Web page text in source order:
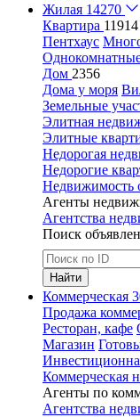
Жилая 14270
Квартира 11914
Пентхаус
Дом 2356
Дома у моря
Земельные
Элитная
Элитные
Недорогая
Недорогие
Недвижимость
Агенты
Агентства
Поиск
Найти
Коммерческая
Продажа
Ресторан, кафе
Магазин
Коммерческая
Агенты по
Агентства